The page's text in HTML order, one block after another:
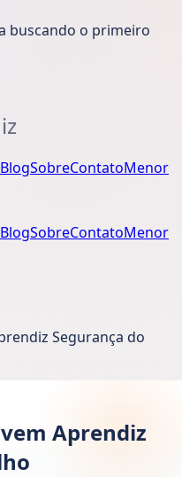
buscando o primeiro
BlogSobreContatoMenor
BlogSobreContatoMenor
Segurança do
Aprendiz